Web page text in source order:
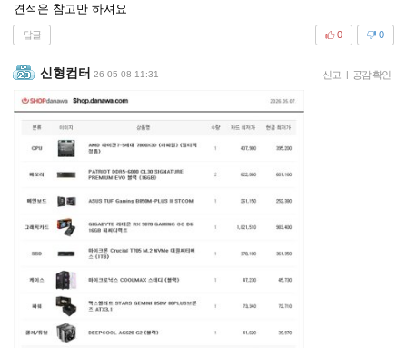
견적은 참고만 하셔요
답글 0
0
신형컴터 26-05-08 11:31 신고 | 공감 확인